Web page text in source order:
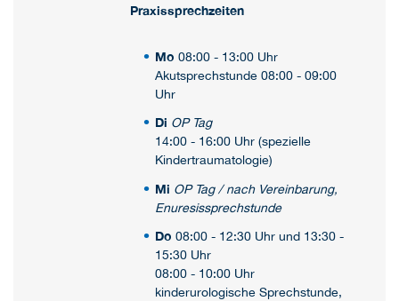
Praxissprechzeiten
Mo 08:00 - 13:00 Uhr
Akutsprechstunde 08:00 - 09:00
Uhr
Di OP Tag
14:00 - 16:00 Uhr (spezielle
Kindertraumatologie)
Mi OP Tag / nach Vereinbarung,
Enuresissprechstunde
Do 08:00 - 12:30 Uhr und 13:30 -
15:30 Uhr
08:00 - 10:00 Uhr
kinderurologische Sprechstunde,